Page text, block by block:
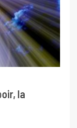
la